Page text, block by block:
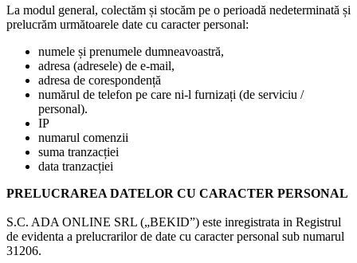
La modul general, colectăm și stocăm pe o perioadă nedeterminată și
prelucrăm următoarele date cu caracter personal:
numele și prenumele dumneavoastră,
adresa (adresele) de e-mail,
adresa de corespondență
numărul de telefon pe care ni-l furnizați (de serviciu /
personal).
IP
numarul comenzii
suma tranzacției
data tranzacției
PRELUCRAREA DATELOR CU CARACTER PERSONAL
S.C. ADA ONLINE SRL („BEKID”) este inregistrata in Registrul
de evidenta a prelucrarilor de date cu caracter personal sub numarul
31206.